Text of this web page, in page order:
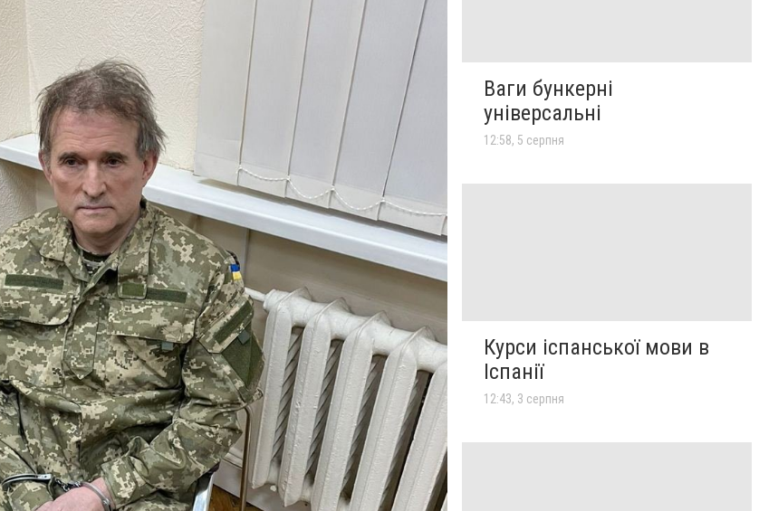
Ваги бункерні
універсальні
12:58, 5 серпня
Курси іспанської мови в
Іспанії
12:43, 3 серпня